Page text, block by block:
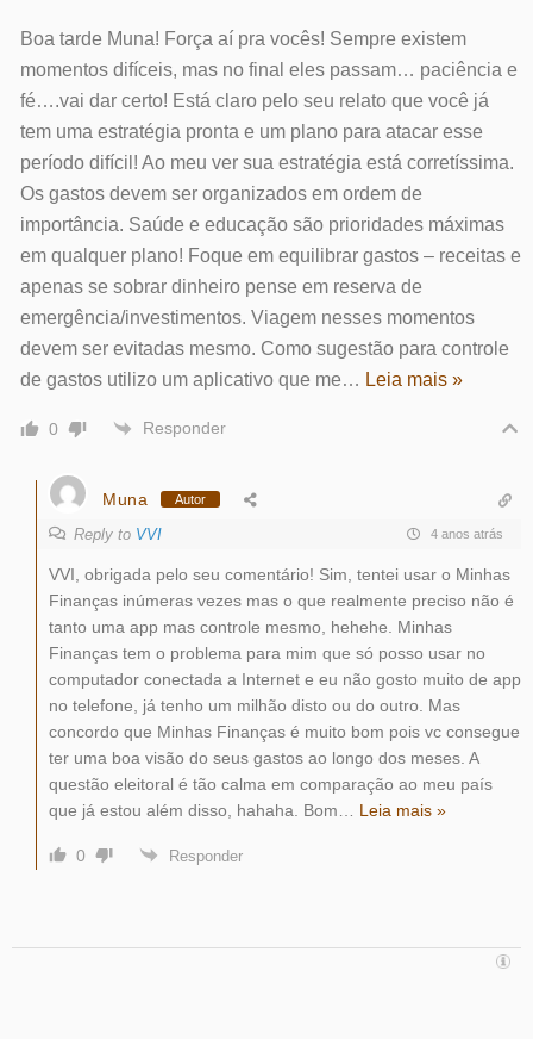
Boa tarde Muna! Força aí pra vocês! Sempre existem
momentos difíceis, mas no final eles passam… paciência e
fé….vai dar certo! Está claro pelo seu relato que você já
tem uma estratégia pronta e um plano para atacar esse
período difícil! Ao meu ver sua estratégia está corretíssima.
Os gastos devem ser organizados em ordem de
importância. Saúde e educação são prioridades máximas
em qualquer plano! Foque em equilibrar gastos – receitas e
apenas se sobrar dinheiro pense em reserva de
emergência/investimentos. Viagem nesses momentos
devem ser evitadas mesmo. Como sugestão para controle
de gastos utilizo um aplicativo que me
Leia mais »
0 Responder
Muna Autor
Reply to VVI 4 anos atrás
VVI, obrigada pelo seu comentário! Sim, tentei usar o Minhas
Finanças inúmeras vezes mas o que realmente preciso não é
tanto uma app mas controle mesmo, hehehe. Minhas
Finanças tem o problema para mim que só posso usar no
computador conectada a Internet e eu não gosto muito de app
no telefone, já tenho um milhão disto ou do outro. Mas
concordo que Minhas Finanças é muito bom pois vc consegue
ter uma boa visão do seus gastos ao longo dos meses. A
questão eleitoral é tão calma em comparação ao meu país
que já estou além disso, hahaha. Bom
Leia mais »
0 Responder